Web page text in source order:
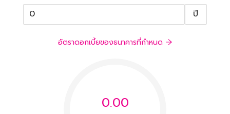
ปี
อัตราดอกเบี้ยของธนาคารที่กำหนด
0.00